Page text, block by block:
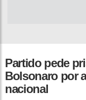
Partido pede
Bolsonaro por
nacional